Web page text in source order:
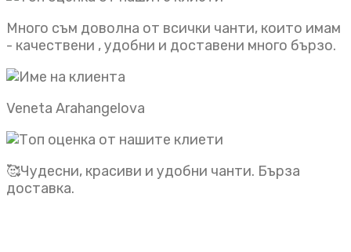
Много съм доволна от всички чанти, които имам
- качествени , удобни и доставени много бързо.
Veneta Arahangelova
🥰Чудесни, красиви и удобни чанти. Бърза
доставка.